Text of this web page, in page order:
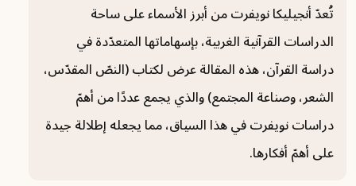
تُعدّ أنجيليكا نويفرت من أبرز الأسماء على ساحة
الدراسات القرآنية الغربية، بإسهاماتها المتعدّدة في
دراسة القرآن، هذه المقالة عرض لكتاب (النصّ المقدّس،
الشعر، وصناعة المجتمع) والذي يجمع عددًا من أهمّ
دراسات نويفرت في هذا السياق، مما يجعله إطلالة جيدة
على أهمّ أفكارها.